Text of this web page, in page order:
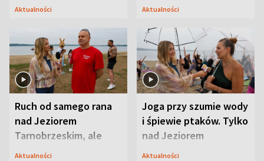
wiadomość
Aktualności
Przyrodnicy zwracają
Aktualności
Ruch od samego rana
nad Jeziorem
Tarnobrzeskim, ale
ważna jest jedna
Aktualności
Joga przy szumie wody
i śpiewie ptaków. Tylko
nad Jeziorem
Tarnobrzeskim
Aktualności